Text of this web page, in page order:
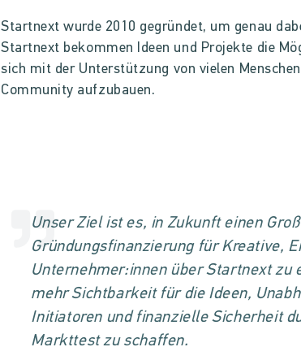
Startnext wurde 2010 gegründet, um genau
Startnext bekommen Ideen und Projekte die
sich mit der Unterstützung von vielen
Community aufzubauen.
Unser Ziel ist es, in Zukunft einen
Gründungsfinanzierung für Kreative,
Unternehmer:innen über Startnext zu
mehr Sichtbarkeit für die Ideen,
Initiatoren und finanzielle Sicherheit
Markttest zu schaffen.